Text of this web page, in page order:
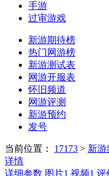
手游
过审游戏
新游期待榜
热门网游榜
新游测试表
网游开服表
怀旧频道
网游评测
新游预约
发号
当前位置： 17173 > 新游
详情
详细参数 图片1 视频1 评